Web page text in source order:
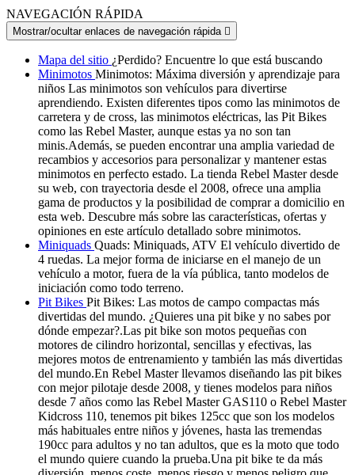
NAVEGACIÓN RÁPIDA
Mostrar/ocultar enlaces de navegación rápida 
Mapa del sitio ¿Perdido? Encuentre lo que está buscando
Minimotos Minimotos: Máxima diversión y aprendizaje para
niños Las minimotos son vehículos para divertirse
aprendiendo. Existen diferentes tipos como las minimotos de
carretera y de cross, las minimotos eléctricas, las Pit Bikes
como las Rebel Master, aunque estas ya no son tan
minis.Además, se pueden encontrar una amplia variedad de
recambios y accesorios para personalizar y mantener estas
minimotos en perfecto estado. La tienda Rebel Master desde
su web, con trayectoria desde el 2008, ofrece una amplia
gama de productos y la posibilidad de comprar a domicilio en
esta web. Descubre más sobre las características, ofertas y
opiniones en este artículo detallado sobre minimotos.
Miniquads Quads: Miniquads, ATV El vehículo divertido de
4 ruedas. La mejor forma de iniciarse en el manejo de un
vehículo a motor, fuera de la vía pública, tanto modelos de
iniciación como todo terreno.
Pit Bikes Pit Bikes: Las motos de campo compactas más
divertidas del mundo. ¿Quieres una pit bike y no sabes por
dónde empezar?.Las pit bike son motos pequeñas con
motores de cilindro horizontal, sencillas y efectivas, las
mejores motos de entrenamiento y también las más divertidas
del mundo.En Rebel Master llevamos diseñando las pit bikes
con mejor pilotaje desde 2008, y tienes modelos para niños
desde 7 años como las Rebel Master GAS110 o Rebel Master
Kidcross 110, tenemos pit bikes 125cc que son los modelos
más habituales entre niños y jóvenes, hasta las tremendas
190cc para adultos y no tan adultos, que es la moto que todo
el mundo quiere cuando la prueba.Una pit bike te da más